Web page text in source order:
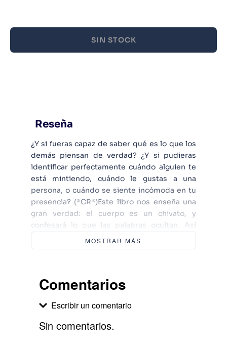
SIN STOCK
Reseña
¿Y si fueras capaz de saber qué es lo que los
demás piensan de verdad? ¿Y si pudieras
identificar perfectamente cuándo alguien te
está mintiendo, cuándo le gustas a una
persona, o cuándo se siente incómoda en tu
presencia? (*CR*)Este libro nos enseña una
gran verdad: el cuerpo es un chivato, y
confesará lo que las palabras ocultan. Así
podrás entender lo que a otros se les escapa.
Así podrás leer la mente de los demás… ¡o
(laboral, personal, etc.), y ganar fuerza y poder
un giro de 180º a tus dotes comunicativas y
en "cómo" se usa este inmenso poder del
MOSTRAR MÁS
Comentarios
Escribir un comentario
Sin comentarios.